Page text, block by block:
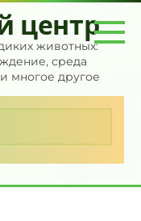
центр
животных:
среда
многое другое